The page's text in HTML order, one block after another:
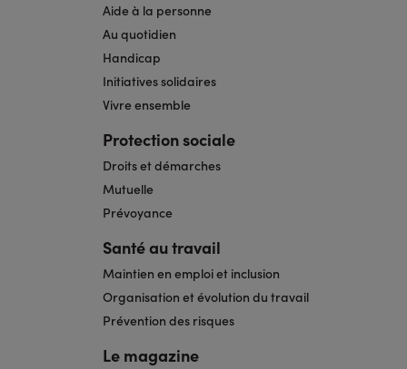
Aide à la personne
Au quotidien
Handicap
Initiatives solidaires
Vivre ensemble
Protection sociale
Droits et démarches
Mutuelle
Prévoyance
Santé au travail
Maintien en emploi et inclusion
Organisation et évolution du travail
Prévention des risques
Le magazine